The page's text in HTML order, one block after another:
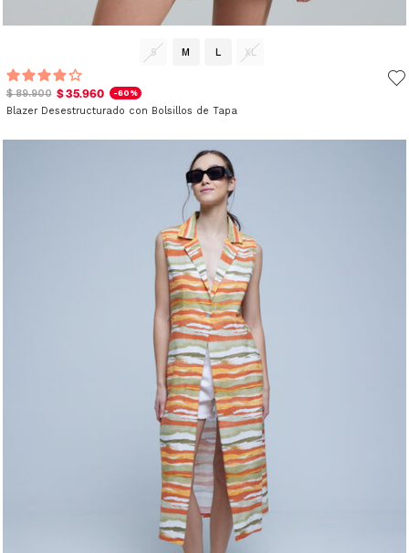
S M L XL
$ 89.900 $ 35.960 -60%
Blazer Desestructurado con Bolsillos de Tapa